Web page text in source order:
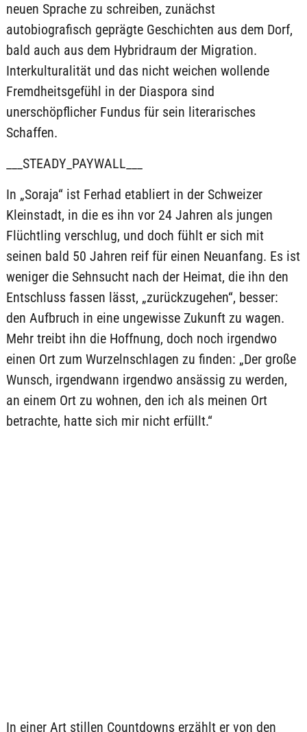
neuen Sprache zu schreiben, zunächst
autobiografisch geprägte Geschichten aus dem Dorf,
bald auch aus dem Hybridraum der Migration.
Interkulturalität und das nicht weichen wollende
Fremdheitsgefühl in der Diaspora sind
unerschöpflicher Fundus für sein literarisches
Schaffen.
___STEADY_PAYWALL___
In „Soraja“ ist Ferhad etabliert in der Schweizer
Kleinstadt, in die es ihn vor 24 Jahren als jungen
Flüchtling verschlug, und doch fühlt er sich mit
seinen bald 50 Jahren reif für einen Neuanfang. Es ist
weniger die Sehnsucht nach der Heimat, die ihn den
Entschluss fassen lässt, „zurückzugehen“, besser:
den Aufbruch in eine ungewisse Zukunft zu wagen.
Mehr treibt ihn die Hoffnung, doch noch irgendwo
einen Ort zum Wurzelnschlagen zu finden: „Der große
Wunsch, irgendwann irgendwo ansässig zu werden,
an einem Ort zu wohnen, den ich als meinen Ort
betrachte, hatte sich mir nicht erfüllt.“
In einer Art stillen Countdowns erzählt er von den